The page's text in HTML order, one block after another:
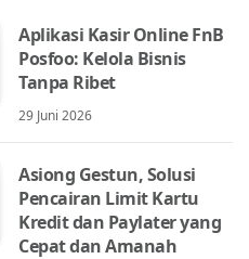
Aplikasi Kasir Online FnB
Posfoo: Kelola Bisnis
Tanpa Ribet
29 Juni 2026
Asiong Gestun, Solusi
Pencairan Limit Kartu
Kredit dan Paylater yang
Cepat dan Amanah